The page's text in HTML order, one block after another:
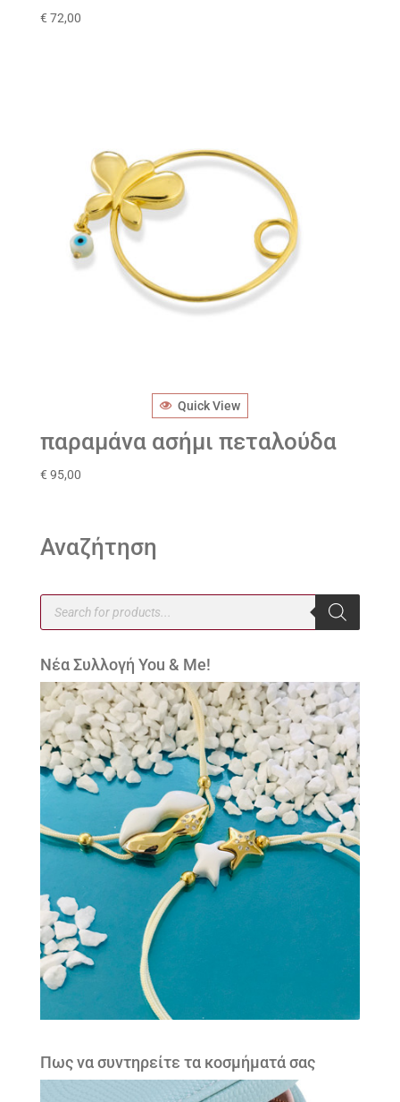
€ 72,00
Quick View
παραμάνα ασήμι πεταλούδα
€ 95,00
Αναζήτηση
Products
search
Νέα Συλλογή You & Me!
Πως να συντηρείτε τα κοσμήματά σας